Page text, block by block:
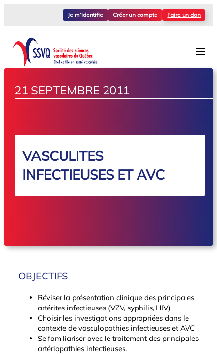
Je m’identifie Créer un compte Faire un don
21 SEPTEMBRE 2011
VASCULITES
INFECTIEUSES ET AVC
OBJECTIFS
Réviser la présentation clinique des principales
artérites infectieuses (VZV, syphilis, HIV)
Choisir les investigations appropriées dans le
contexte de vasculopathies infectieuses et AVC
Se familiariser avec le traitement des principales
artériopathies infectieuses.